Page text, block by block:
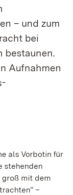
– und zum
bei
bestaunen.
Aufnahmen
als Vorbotin für
stehenden
mit dem
–